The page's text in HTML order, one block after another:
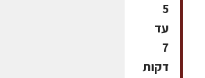
5
עד
7
דקות